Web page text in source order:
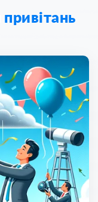
привітань